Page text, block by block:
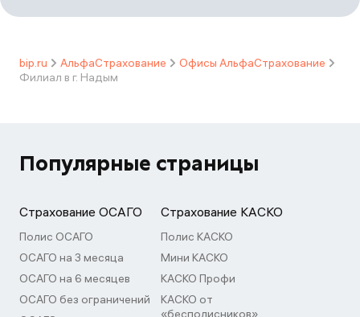
bip.ru АльфаСтрахование
Офисы АльфаСтрахование
Филиал в г. Надым
Популярные страницы
Страхование ОСАГО
Полис ОСАГО
ОСАГО на 3 месяца
ОСАГО на 6 месяцев
ОСАГО без ограничений
Страхование КАСКО
Полис КАСКО
Мини КАСКО
КАСКО Профи
КАСКО от
«бесполисников»